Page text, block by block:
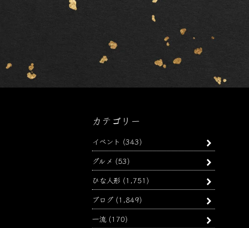
カテゴリー
イベント (343)
グルメ (53)
ひな人形 (1,751)
ブログ(1,849)
一流(170)